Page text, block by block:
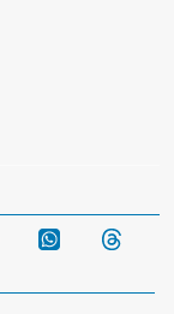
Telegram WhatsApp